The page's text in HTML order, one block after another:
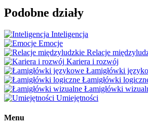
Podobne działy
Inteligencja
Emocje
Relacje
Kariera i rozwój
Łamigłówki
Łamigłówki
Łamigłówki
Umiejętności
Menu